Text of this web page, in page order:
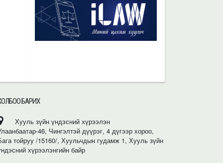
БАРИХ
Хууль зүйн үндэсний хүрээлэн
46, Чингэлтэй дүүрэг, 4 дүгээр хороо,
тойруу /15160/, Хуульчдын гудамж 1, Хууль зүйн
хүрээлэнгийн байр